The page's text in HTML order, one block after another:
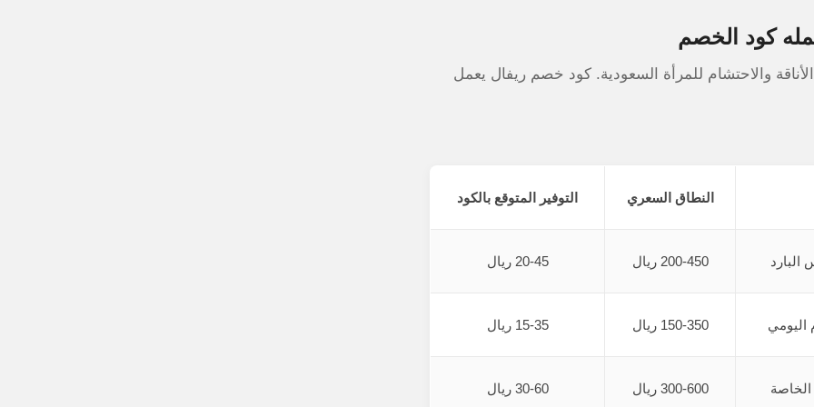
كود الخصم
والاحتشام للمرأة السعودية. كود خصم ريفال يعمل
النطاق السعري التوفير المتوقع بالكود
200-450 ريال 20-45 ريال
اليومي 150-350 ريال 15-35 ريال
300-600 ريال 30-60 ريال